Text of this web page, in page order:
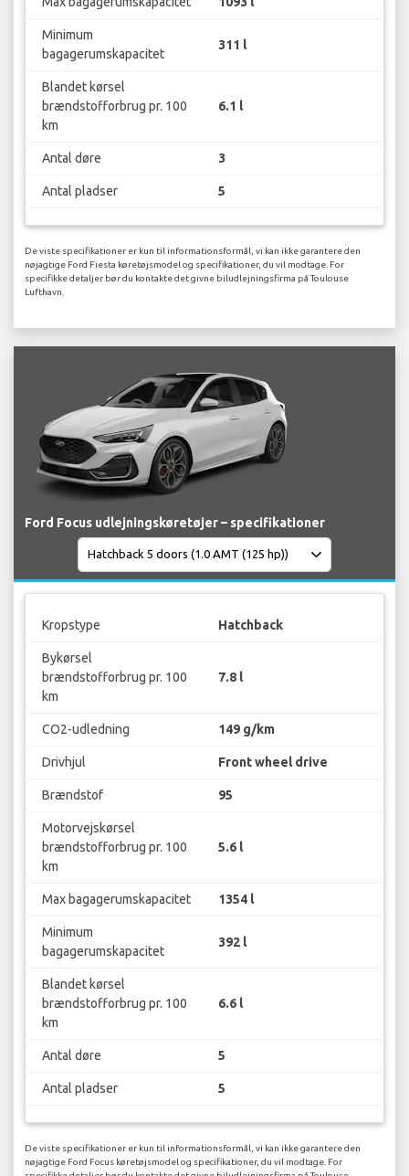
Minimum
bagagerumskapacitet
311 l
Blandet kørsel
brændstofforbrug pr. 100
km
6.1 l
Antal døre 3
Antal pladser 5
De viste specifikationer er kun til informationsformål, vi kan ikke garantere den
nøjagtige Ford Fiesta køretøjsmodel og specifikationer, du vil modtage. For
specifikke detaljer bør du kontakte det givne biludlejningsfirma på Toulouse
Lufthavn.
Ford Focus udlejningskøretøjer – specifikationer
Kropstype Hatchback
Bykørsel
brændstofforbrug pr. 100
km
7.8 l
CO2-udledning 149 g/km
Drivhjul Front wheel drive
Brændstof 95
Motorvejskørsel
brændstofforbrug pr. 100
km
5.6 l
Max bagagerumskapacitet 1354 l
Minimum
bagagerumskapacitet
392 l
Blandet kørsel
brændstofforbrug pr. 100
km
6.6 l
Antal døre 5
Antal pladser 5
De viste specifikationer er kun til informationsformål, vi kan ikke garantere den
nøjagtige Ford Focus køretøjsmodel og specifikationer, du vil modtage. For